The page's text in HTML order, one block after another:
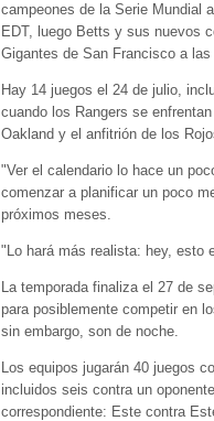
campeones de la Serie Mundial
EDT, luego Betts y sus nuevos
Gigantes de San Francisco a
Hay 14 juegos el 24 de julio,
cuando los Rangers se
Oakland y el anfitrión de los
"Ver el calendario lo hace un
comenzar a planificar un poco
próximos meses.
"Lo hará más realista: hey, esto
La temporada finaliza el 27 de
para posiblemente competir en
sin embargo, son de noche.
Los equipos jugarán 40 juegos
incluidos seis contra un
correspondiente: Este contra